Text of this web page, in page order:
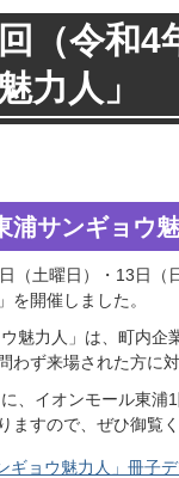
回（令和
力人」
浦サンギョウ魅
（土曜日）・13日（
を開催しました。
魅力人」は、町内
わず来場された方に
、イオンモール東浦
ますので、ぜひ御覧く
ギョウ魅力人」冊子